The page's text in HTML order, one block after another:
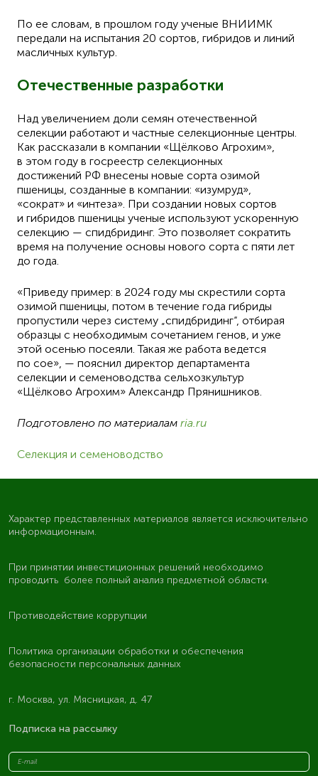
По ее словам, в прошлом году ученые ВНИИМК
передали на испытания 20 сортов, гибридов и линий
масличных культур.
Отечественные разработки
Над увеличением доли семян отечественной
селекции работают и частные селекционные центры.
Как рассказали в компании «Щёлково Агрохим»,
в этом году в госреестр селекционных
достижений РФ внесены новые сорта озимой
пшеницы, созданные в компании: «изумруд»,
«сократ» и «интеза». При создании новых сортов
и гибридов пшеницы ученые используют ускоренную
селекцию — спидбридинг. Это позволяет сократить
время на получение основы нового сорта с пяти лет
до года.
«Приведу пример: в 2024 году мы скрестили сорта
озимой пшеницы, потом в течение года гибриды
пропустили через систему „спидбридинг“, отбирая
образцы с необходимым сочетанием генов, и уже
этой осенью посеяли. Такая же работа ведется
по сое», — пояснил директор департамента
селекции и семеноводства сельхозкультур
«Щёлково Агрохим» Александр Прянишников.
Подготовлено по материалам ria.ru
Селекция и семеноводство
Характер представленных материалов является исключительно
информационным.
При принятии инвестиционных решений необходимо
проводить более полный анализ предметной области.
Противодействие коррупции
Политика организации обработки и обеспечения
безопасности персональных данных
г. Москва, ул. Мясницкая, д. 47
Подписка на рассылку